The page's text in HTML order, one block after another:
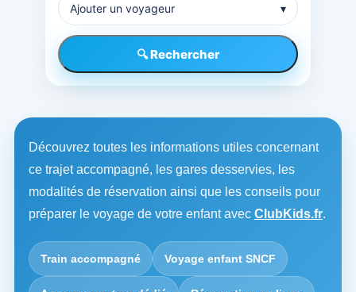
Ajouter un voyageur ▾
🔍 Rechercher
Découvrez toutes les informations utiles concernant
ce trajet accompagné, les gares desservies, les
modalités de réservation ainsi que les conseils pour
préparer le voyage de votre enfant avec ClubKids.fr.
Train accompagné Voyage enfant SNCF